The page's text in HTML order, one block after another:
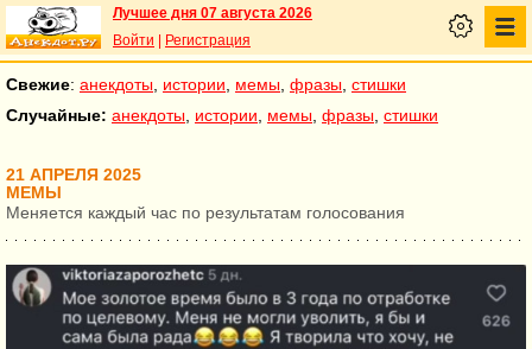
Лучшее дня 07 августа 2026
Войти
Регистрация
Свежие: анекдоты истории мемы фразы стишки
Случайные: анекдоты истории мемы фразы стишки
21 АПРЕЛЯ 2025
МЕМЫ
Меняется каждый час по результатам голосования